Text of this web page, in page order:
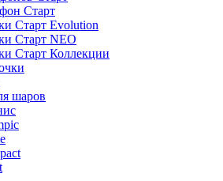
Старт
Старт Evolution
Старт NEO
Старт Коллекции
шаров